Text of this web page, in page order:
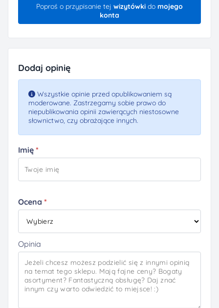
Poproś o przypisanie tej wizytówkido mojego
konta
Dodaj opinię
Wszystkie opinie przed opublikowaniem są
moderowane. Zastrzegamy sobie prawo do
niepublikowania opinii zawierących niestosowne
słownictwo, czy obrażające innych.
Imię
Ocena
Opinia